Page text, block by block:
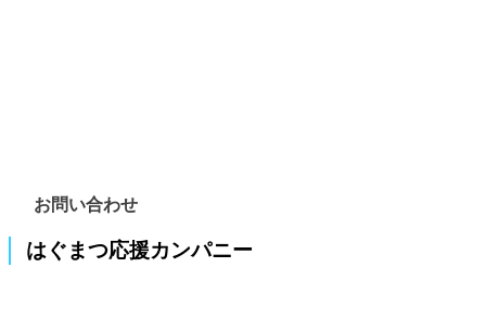
お問い合わせ
はぐまつ応援カンパニー